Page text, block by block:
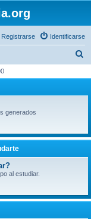
Identificarse
Registrarse
c
generados
al estudiar.